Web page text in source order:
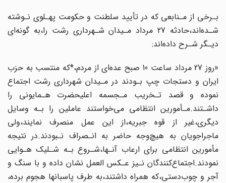
بـرخی از مـنابعی که در تأیید سلطنت و حکومت‌ پهـلوی‌ نـوشته‌
شـده‌اند،حادثه 27 مرداد مـیدان‌ شـهرداری رشت را،به گونه‌ای
دیـگر شـرح داده‌اند:
«روز‌ 27‌ مرداد ساعت 10 صبح عده‌ای از مردم،*که منتسب به حزب
ایران و دستجات‌ چپ‌‌ بـودند‌ در مـیدان شهرداری رشت اجتماع
نموده و قصد تـخریب مـجسمه اعلیحضرت هـمایونی را
داشـتند.مـأمورین انتظامی‌ می‌خواستند‌ عاملین را بـه وسایل
دیگری،غیر از قوه جبریه،از این‌ عمل‌ منصرف‌ نمایند‌،ولی
ماجراجویان به هیچ‌وجه حاضر به انـصراف نـبودند.در نتیجه
مأمورین‌ انتظامی برای ارعاب آنـها‌،شـروع‌ بـه‌ شـلیک هـوایی
نمودند.اجتماع‌کنندگان نـیز عـکس العمل‌ نشان داده و با سنگ و
آجر‌ و چوب‌دستی‌،که همراه داشتند،به طرف پاسبانها هجوم برده،